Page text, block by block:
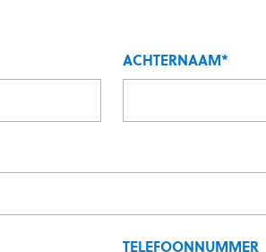
ACHTERNAAM*
TELEFOONNUMMER